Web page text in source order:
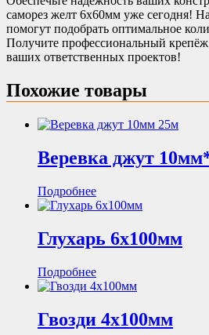
саморез желт 6х60мм уже сегодня!
помогут подобрать оптимальное
Получите профессиональный
ваших ответственных проектов!
Похожие товары
Веревка джут
Подробнее
Глухарь 6х100мм
Подробнее
Гвозди 4х100мм